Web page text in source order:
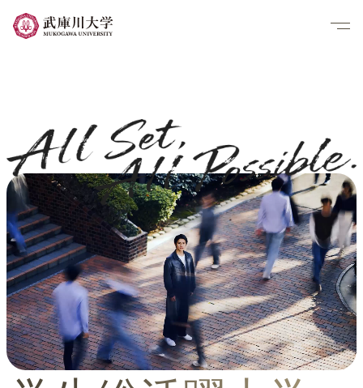
多彩な学び
Q&A
CMギャラリー
グラフィック
Vision&Mark